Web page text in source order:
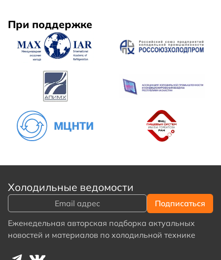
При поддержке
Холодильные ведомости
Еженедельная авторская подборка актуальных
новостей и материалов по холодильной технике